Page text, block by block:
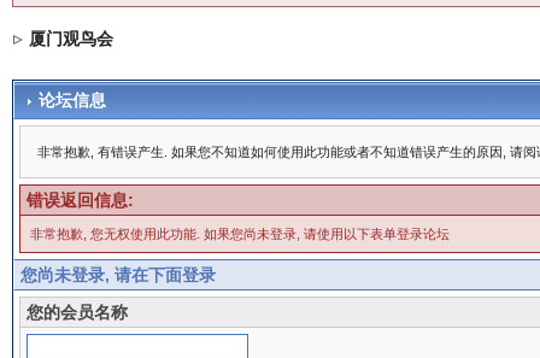
厦门观鸟会
论坛信息
非常抱歉, 有错误产生. 如果您不知道如何使用此功能或者不知道错误产生的原因, 请
错误返回信息:
非常抱歉, 您无权使用此功能. 如果您尚未登录, 请使用以下表单登录论坛
您尚未登录, 请在下面登录
您的会员名称